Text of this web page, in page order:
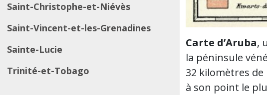
Saint-Christophe-et-Niévès
Saint-Vincent-et-les-Grenadines
Sainte-Lucie
Trinité-et-Tobago
Carte d’Aruba,
la péninsule
32 kilomètres
à son point le